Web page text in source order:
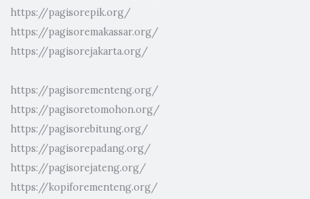
https://pagisorepik.org/
https://pagisoremakassar.org/
https://pagisorejakarta.org/
https://pagisorementeng.org/
https://pagisoretomohon.org/
https://pagisorebitung.org/
https://pagisorepadang.org/
https://pagisorejateng.org/
https://kopiforementeng.org/